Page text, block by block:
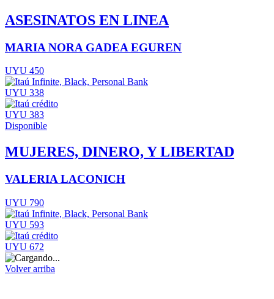
ASESINATOS EN LINEA
MARIA NORA GADEA EGUREN
UYU 450
UYU 338
UYU 383
Disponible
MUJERES, DINERO, Y LIBERTAD
VALERIA LACONICH
UYU 790
UYU 593
UYU 672
Volver arriba